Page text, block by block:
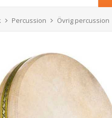
Percussion Övrig percussion